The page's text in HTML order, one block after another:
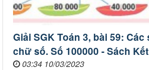
Giải SGK Toán 3, bài 59: Các
chữ số. Số 100000 - Sách
03:34 10/03/2023